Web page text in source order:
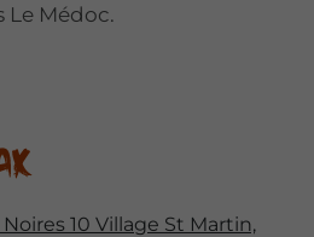
10 Village St Martin,
Le Médoc.